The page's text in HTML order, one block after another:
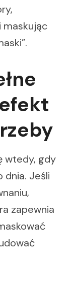
maskując
wtedy, gdy
dnia. Jeśli
zapewnia